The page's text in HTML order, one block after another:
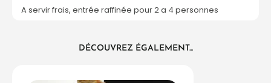
A servir frais, entrée raffinée pour 2 a 4 personnes
DÉCOUVREZ ÉGALEMENT...